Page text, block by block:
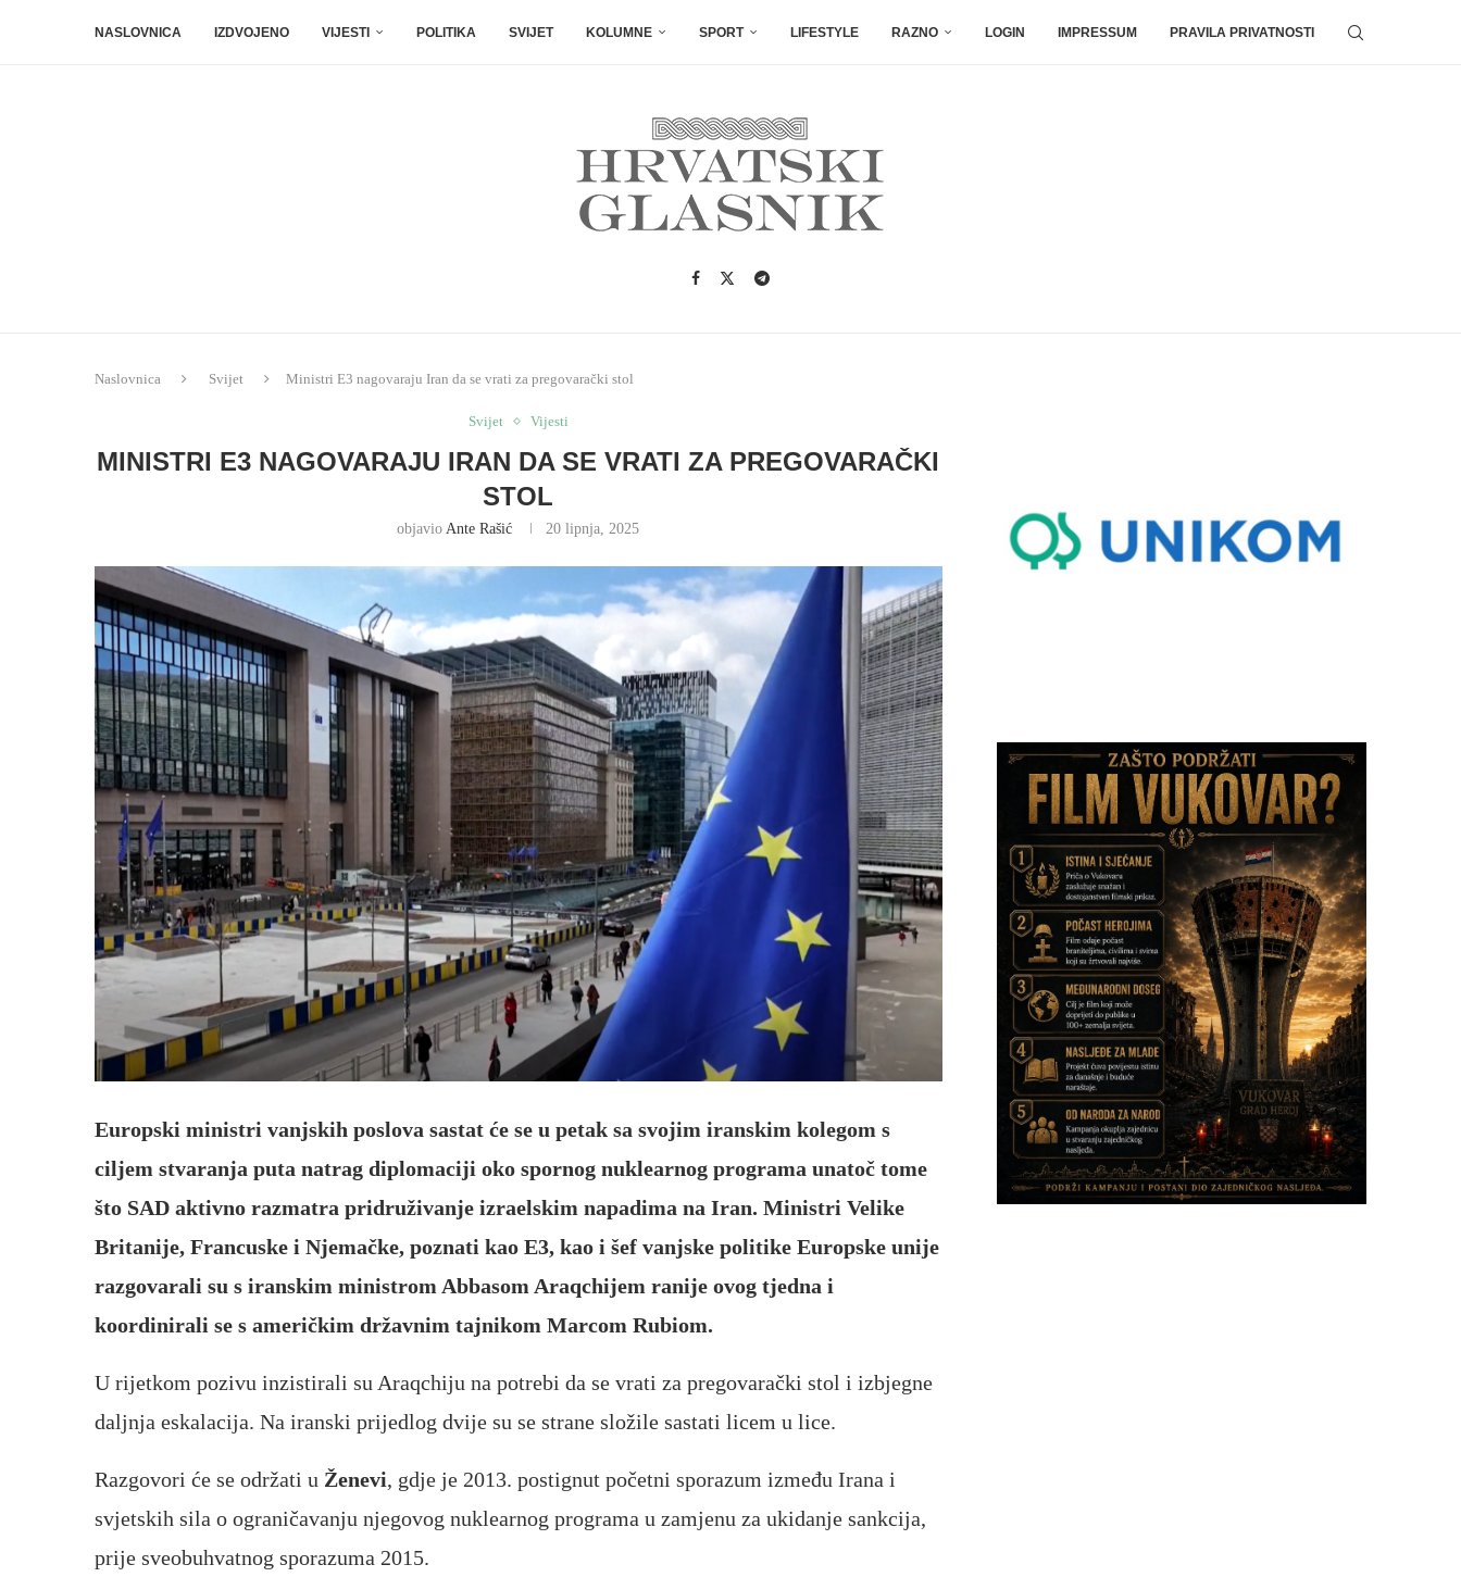
NASLOVNICA IZDVOJENO VIJESTI POLITIKA SVIJET KOLUMNE SPORT LIFESTYLE RAZNO LOGIN IMPRESSUM PRAVILA PRIVATNOSTI
Naslovnica Svijet Ministri E3 nagovaraju Iran da se vrati za pregovarački stol
Svijet Vijesti
MINISTRI E3 NAGOVARAJU IRAN DA SE VRATI ZA PREGOVARAČKI
STOL
objavioAnte Rašić 20 lipnja, 2025
Europski ministri vanjskih poslova sastat će se u petak sa svojim iranskim kolegom s
ciljem stvaranja puta natrag diplomaciji oko spornog nuklearnog programa unatoč tome
što SAD aktivno razmatra pridruživanje izraelskim napadima na Iran. Ministri Velike
Britanije, Francuske i Njemačke, poznati kao E3, kao i šef vanjske politike Europske unije
razgovarali su s iranskim ministrom Abbasom Araqchijem ranije ovog tjedna i
koordinirali se s američkim državnim tajnikom Marcom Rubiom.
U rijetkom pozivu inzistirali su Araqchiju na potrebi da se vrati za pregovarački stol i izbjegne
daljnja eskalacija. Na iranski prijedlog dvije su se strane složile sastati licem u lice.
Razgovori će se održati u Ženevi, gdje je 2013. postignut početni sporazum između Irana i
svjetskih sila o ograničavanju njegovog nuklearnog programa u zamjenu za ukidanje sankcija,
prije sveobuhvatnog sporazuma 2015.